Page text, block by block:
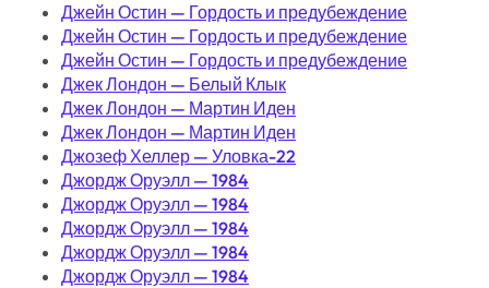
Джейн Остин — Гордость и предубеждение
Джейн Остин — Гордость и предубеждение
Джейн Остин — Гордость и предубеждение
Джек Лондон — Белый Клык
Джек Лондон — Мартин Иден
Джек Лондон — Мартин Иден
Джозеф Хеллер — Уловка-22
Джордж Оруэлл — 1984
Джордж Оруэлл — 1984
Джордж Оруэлл — 1984
Джордж Оруэлл — 1984
Джордж Оруэлл — 1984